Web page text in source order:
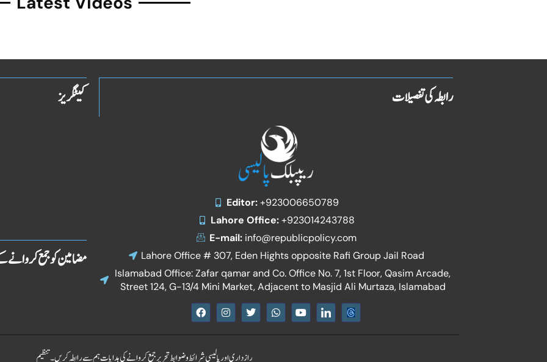
کیٹگریز
مضامین کو جمع
رابطہ کی تفصیلات
Editor:+923006650789
Lahore Office:+923014243788
E-mail:info@republicpolicy.com
Lahore Office # 307, Eden Hights opposite Rafi Group Jail Road
Islamabad Office: Zafar qamar and Co. Office No. 7, 1st Floor, Qasim Arcade,
Street 124, G-13/4 Mini Market, Adjacent to Masjid Ali Murtaza, Islamabad
F
a
e
o
I
n
t
g
T
w
t
e
W
h
t
Y
o
t
I
c
n
تنظیمہم سے رابطہ کریں۔تحریر جمع کروانے کی ہدایاتشرائط و ضوابطرازداری اور پالیسی